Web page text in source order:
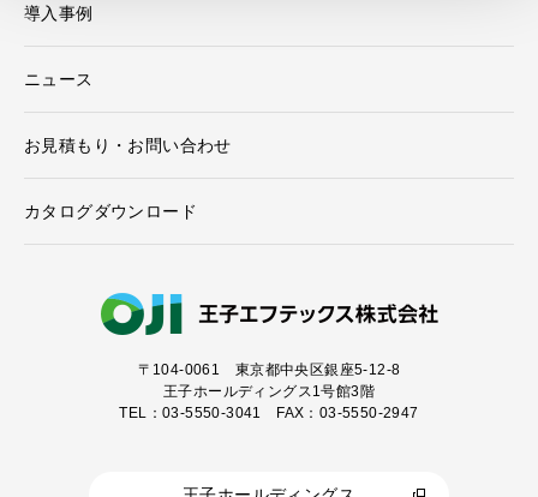
〒104-0061 東京都中央区銀座5-12-8
王子ホールディングス1号館3階
TEL：03-5550-3041 FAX：03-5550-2947
導入事例
ニュース
お見積もり・お問い合わせ
カタログダウンロード